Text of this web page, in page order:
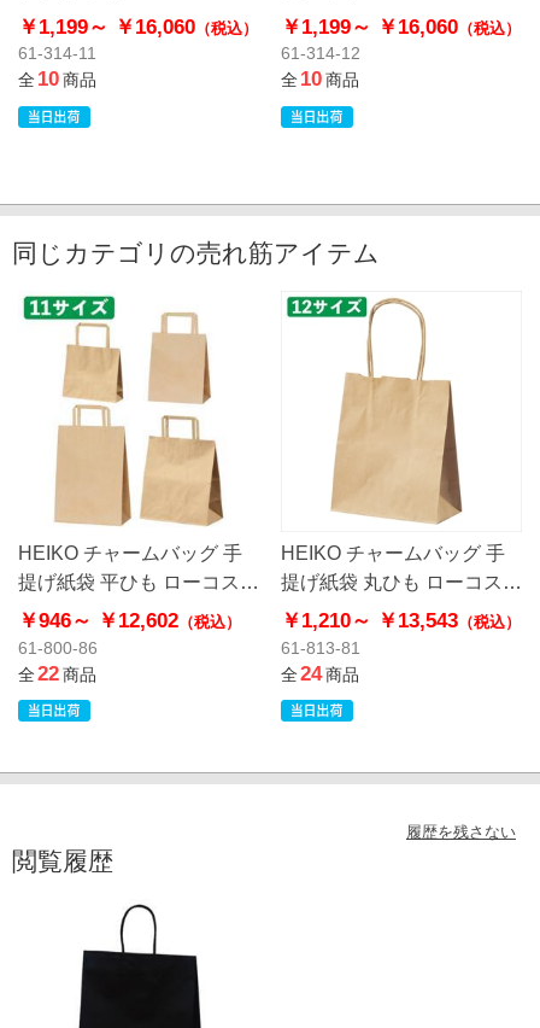
￥1,199～ ￥16,060 （税込）
61-314-11
全10商品
￥1,199～ ￥16,060（税込）
61-314-12
全10商品
同じカテゴリの売れ筋アイテム
HEIKO チャームバッグ 手
提げ紙袋 平ひも ローコスト
タイプ 茶無地
￥946～ ￥12,602 （税込）
61-800-86
全22商品
HEIKO チャームバッグ 手
提げ紙袋 丸ひも ローコスト
タイプ 茶無地
￥1,210～ ￥13,543（税込）
61-813-81
全24商品
履歴を残さない
閲覧履歴